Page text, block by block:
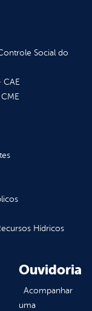
Social do
CAE
Hídricos
Ouvidoria
Acompanhar
uma